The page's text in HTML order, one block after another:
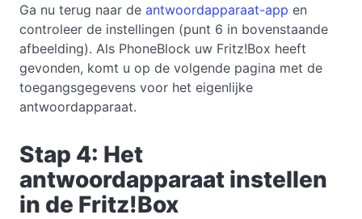
Ga nu terug naar de antwoordapparaat-app en
controleer de instellingen (punt 6 in bovenstaande
afbeelding). Als PhoneBlock uw Fritz!Box heeft
gevonden, komt u op de volgende pagina met de
toegangsgegevens voor het eigenlijke
antwoordapparaat.
Stap 4: Het
antwoordapparaat instellen
in de Fritz!Box